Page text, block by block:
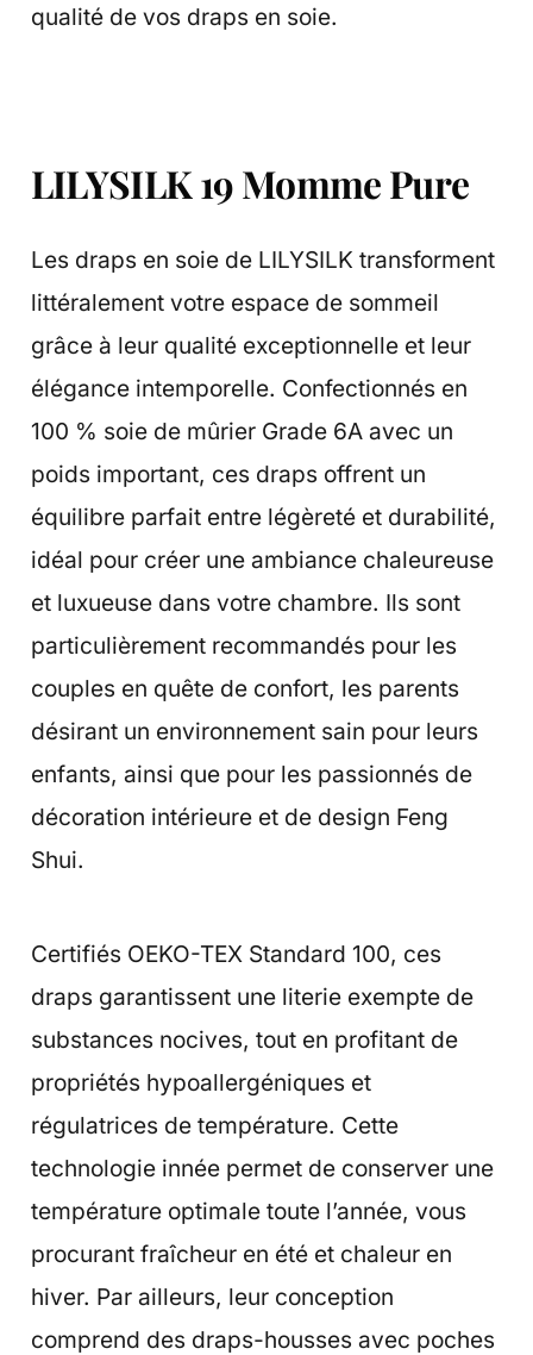
qualité de vos draps en soie.
LILYSILK 19 Momme Pure
Les draps en soie de LILYSILK transforment
littéralement votre espace de sommeil
grâce à leur qualité exceptionnelle et leur
élégance intemporelle. Confectionnés en
100 % soie de mûrier Grade 6A avec un
poids important, ces draps offrent un
équilibre parfait entre légèreté et durabilité,
idéal pour créer une ambiance chaleureuse
et luxueuse dans votre chambre. Ils sont
particulièrement recommandés pour les
couples en quête de confort, les parents
désirant un environnement sain pour leurs
enfants, ainsi que pour les passionnés de
décoration intérieure et de design Feng
Shui.
Certifiés OEKO-TEX Standard 100, ces
draps garantissent une literie exempte de
substances nocives, tout en profitant de
propriétés hypoallergéniques et
régulatrices de température. Cette
technologie innée permet de conserver une
température optimale toute l’année, vous
procurant fraîcheur en été et chaleur en
hiver. Par ailleurs, leur conception
comprend des draps-housses avec poches